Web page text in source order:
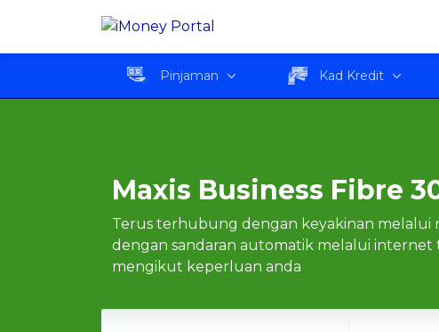
Pinjaman Kad Kredit
Maxis Business Fibre
Maxis Business Fibre
Terus terhubung dengan keyakinan melalui
dengan sandaran automatik melalui internet
mengikut keperluan anda